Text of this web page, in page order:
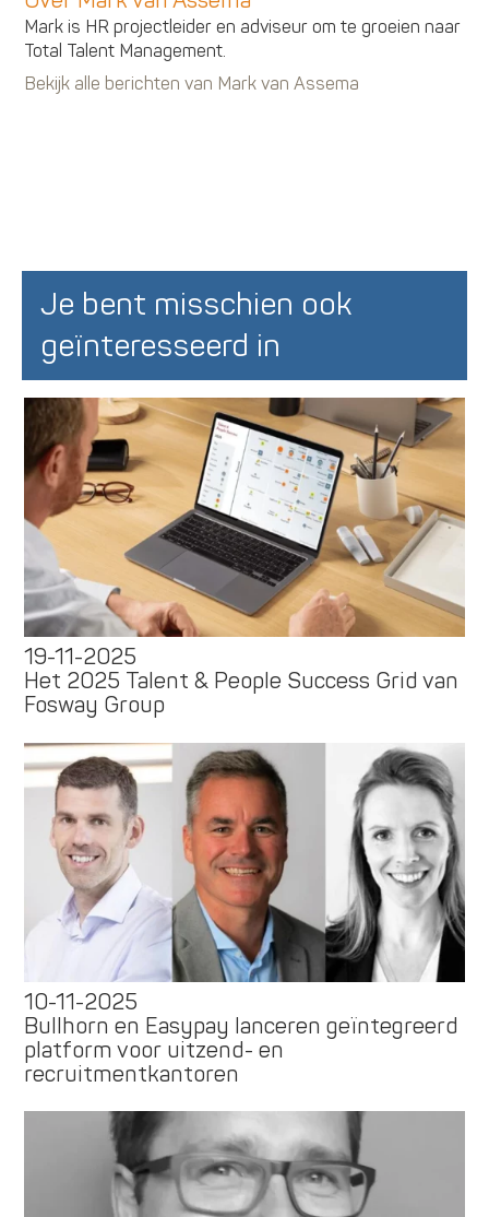
Mark is HR projectleider en adviseur om te groeien naar
Total Talent Management.
Bekijk alle berichten van Mark van Assema
Je bent misschien ook
geïnteresseerd in
19-11-2025
Het 2025 Talent & People Success Grid van
Fosway Group
10-11-2025
Bullhorn en Easypay lanceren geïntegreerd
platform voor uitzend- en
recruitmentkantoren